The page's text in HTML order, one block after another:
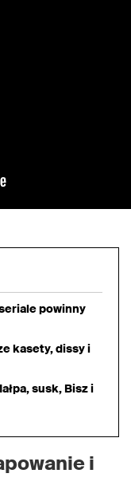
powinny
kasety, dissy i
susk, Bisz i
i